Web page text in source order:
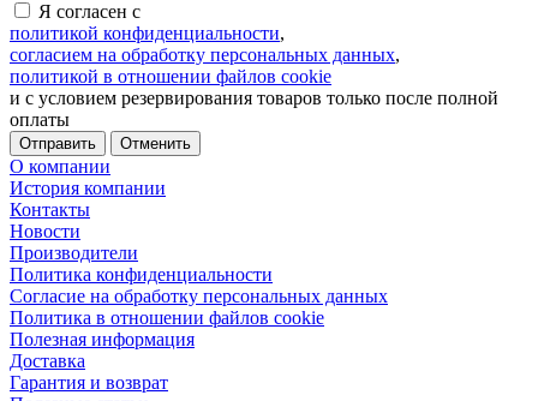
Я согласен с
политикой конфиденциальности,
согласием на обработку персональных данных,
политикой в отношении файлов cookie
и с условием резервирования товаров только после полной
оплаты
Отменить
О компании
История компании
Контакты
Новости
Производители
Политика конфиденциальности
Согласие на обработку персональных данных
Политика в отношении файлов cookie
Полезная информация
Доставка
Гарантия и возврат